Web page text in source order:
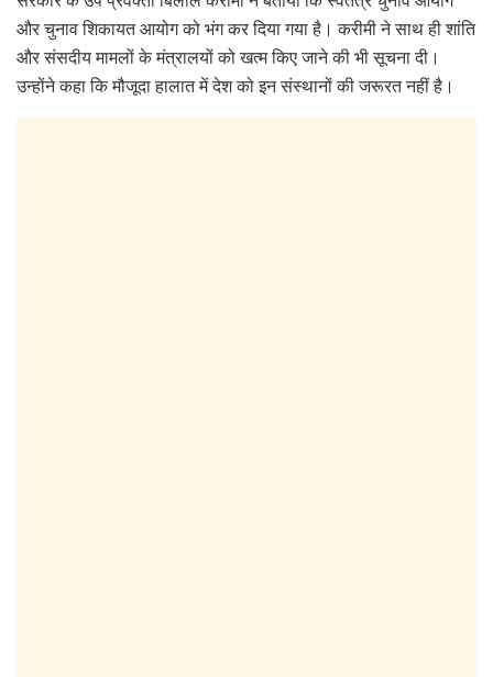
और चुनाव शिकायत आयोग को भंग कर दिया गया है। करीमी ने साथ ही शांति
और संसदीय मामलों के मंत्रालयों को खत्म किए जाने की भी सूचना दी।
उन्होंने कहा कि मौजूदा हालात में देश को इन संस्थानों की जरूरत नहीं है।